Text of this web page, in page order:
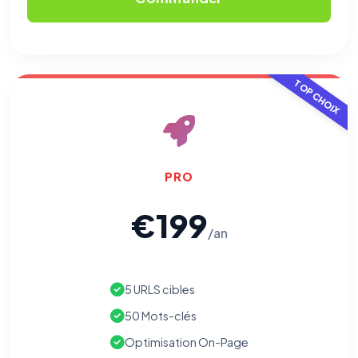
TOP CHOIX
PRO
€199/an
5 URLS cibles
50 Mots-clés
Optimisation On-Page